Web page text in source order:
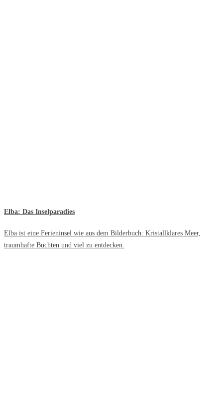
Elba: Das Inselparadies
Elba ist eine Ferieninsel wie aus dem Bilderbuch: Kristallklares Meer,
traumhafte Buchten und viel zu entdecken.